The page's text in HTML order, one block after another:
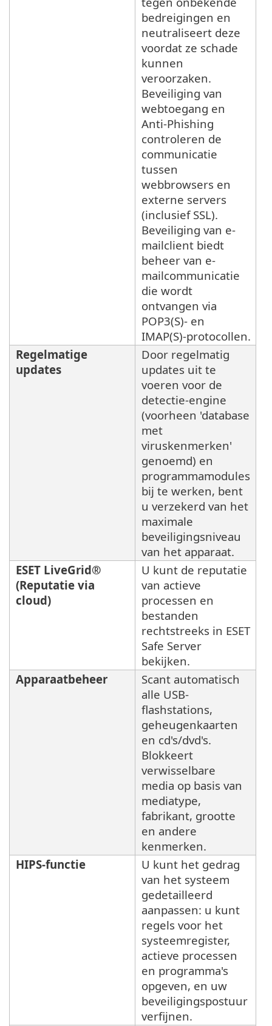
bedreigingen en
neutraliseert deze
voordat ze schade
kunnen
veroorzaken.
Beveiliging van
webtoegang en
Anti-Phishing
controleren de
communicatie
tussen
webbrowsers en
externe servers
(inclusief SSL).
Beveiliging van e-
mailclient biedt
beheer van e-
mailcommunicatie
die wordt
ontvangen via
POP3(S)- en
IMAP(S)-protocollen.
Regelmatige
updates
Door regelmatig
updates uit te
voeren voor de
detectie-engine
(voorheen 'database
met
viruskenmerken'
genoemd) en
programmamodules
bij te werken, bent
u verzekerd van het
maximale
beveiligingsniveau
van het apparaat.
ESET LiveGrid®
(Reputatie via
cloud)
U kunt de reputatie
van actieve
processen en
bestanden
rechtstreeks in ESET
Safe Server
bekijken.
Apparaatbeheer
Scant automatisch
alle USB-
flashstations,
geheugenkaarten
en cd's/dvd's.
Blokkeert
verwisselbare
media op basis van
mediatype,
fabrikant, grootte
en andere
kenmerken.
HIPS-functie
U kunt het gedrag
van het systeem
gedetailleerd
aanpassen: u kunt
regels voor het
systeemregister,
actieve processen
en programma's
opgeven, en uw
beveiligingspostuur
verfijnen.